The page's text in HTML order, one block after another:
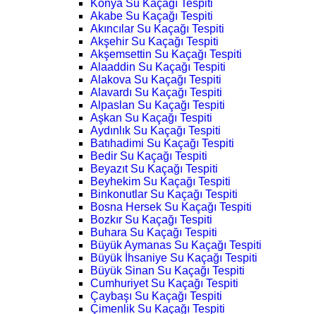
Konya Su Kaçağı Tespiti
Akabe Su Kaçağı Tespiti
Akıncılar Su Kaçağı Tespiti
Akşehir Su Kaçağı Tespiti
Akşemsettin Su Kaçağı Tespiti
Alaaddin Su Kaçağı Tespiti
Alakova Su Kaçağı Tespiti
Alavardı Su Kaçağı Tespiti
Alpaslan Su Kaçağı Tespiti
Aşkan Su Kaçağı Tespiti
Aydınlık Su Kaçağı Tespiti
Batıhadimi Su Kaçağı Tespiti
Bedir Su Kaçağı Tespiti
Beyazıt Su Kaçağı Tespiti
Beyhekim Su Kaçağı Tespiti
Binkonutlar Su Kaçağı Tespiti
Bosna Hersek Su Kaçağı Tespiti
Bozkır Su Kaçağı Tespiti
Buhara Su Kaçağı Tespiti
Büyük Aymanas Su Kaçağı Tespiti
Büyük İhsaniye Su Kaçağı Tespiti
Büyük Sinan Su Kaçağı Tespiti
Cumhuriyet Su Kaçağı Tespiti
Çaybaşı Su Kaçağı Tespiti
Çimenlik Su Kaçağı Tespiti